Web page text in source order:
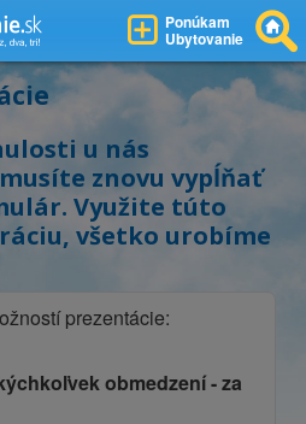
Ponúkam
Ubytovanie
u nás
znovu vypĺňať
Využite túto
všetko urobíme
prezentácie:
obmedzení - za